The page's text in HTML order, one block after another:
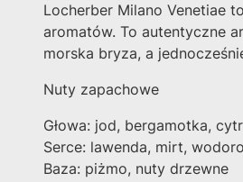
Locherber Milano Venetiae
aromatów. To autentyczne
morska bryza, a
Nuty zapachowe
Głowa: jod, bergamotka,
Serce: lawenda, mirt,
Baza: piżmo, nuty drzewne